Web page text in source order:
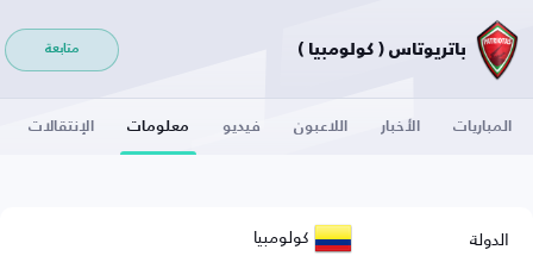
باتريوتاس ( كولومبيا ) متابعة
المباريات الأخبار اللاعبون فيديو معلومات الإنتقالات
الدولة كولومبيا